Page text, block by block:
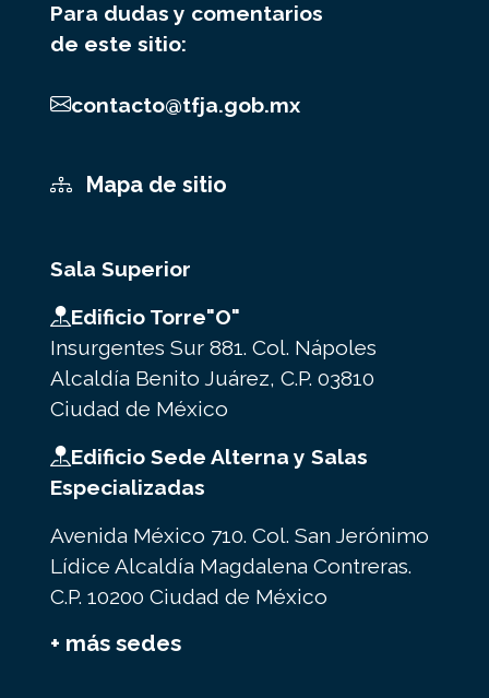
Para dudas y comentarios
de este sitio:
contacto@tfja.gob.mx
Mapa de sitio
Sala Superior
Edificio Torre"O"
Insurgentes Sur 881. Col. Nápoles
Alcaldía Benito Juárez, C.P. 03810
Ciudad de México
Edificio Sede Alterna y Salas
Especializadas
Avenida México 710. Col. San Jerónimo
Lídice Alcaldía Magdalena Contreras.
C.P. 10200 Ciudad de México
+ más sedes